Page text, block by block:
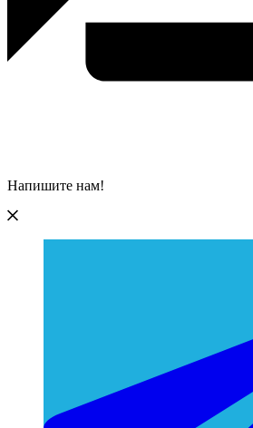
Напишите нам!